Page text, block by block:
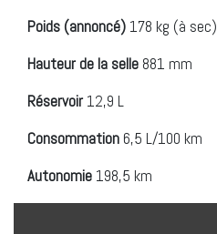
Poids (annoncé) 178 kg (à sec)
Hauteur de la selle 881 mm
Réservoir12,9 L
Consommation 6,5 L/100 km
Autonomie 198,5 km